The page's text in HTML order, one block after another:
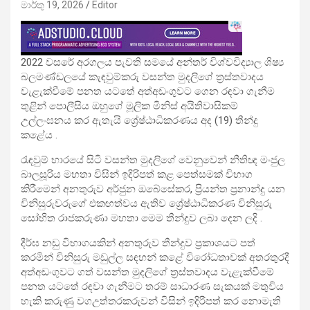
මාර්තු 19, 2026 Editor
2022 වසරේ අරගලය පැවති සමයේ අන්තර් විශ්වවිද්‍යාල ශිෂ්‍ය
බලමණ්ඩලයේ කැඳවුම්කරු වසන්ත මුදලිගේ ත්‍රස්තවාදය
වැළැක්වීමේ පනත යටතේ අත්අඩංගුවට ගෙන රඳවා ගැනීම
තුළින් පොලීසිය ඔහුගේ මූලික මිනිස් අයිතිවාසිකම්
උල්ලංඝනය කර ඇතැයි ශ්‍රේෂ්ඨාධිකරණය අද (19) තීන්දු
කළේය .
රැඳවුම් භාරයේ සිටි වසන්ත මුදලිගේ වෙනුවෙන් නීතිඥ මංජුල
බාලසූරිය මහතා විසින් ඉදිරිපත් කළ පෙත්සමක් විභාග
කිරීමෙන් අනතුරුව අර්ජුන ඔබේසේකර, ප්‍රියන්ත ප්‍රනාන්දු යන
විනිසුරුවරුගේ එකඟත්වය ඇතිව ශ්‍රේෂ්ඨාධිකරණ විනිසුරු
සෝභිත රාජකරුණා මහතා මෙම තීන්දුව ලබා දෙන ලදි .
දීර්ඝ නඩු විභාගයකින් අනතුරුව තීන්දුව ප්‍රකාශයට පත්
කරමින් විනිසුරු මඩුල්ල සඳහන් කළේ විරෝධතාවක් අතරතුරදී
අත්අඩංගුවට ගත් වසන්ත මුදලිගේ ත්‍රස්තවාදය වැළැක්වීමේ
පනත යටතේ රඳවා ගැනීමට තරම් සාධාරණ සැකයක් මතුවිය
හැකි කරුණු වගඋත්තරකරුවන් විසින් ඉදිරිපත් කර නොමැති